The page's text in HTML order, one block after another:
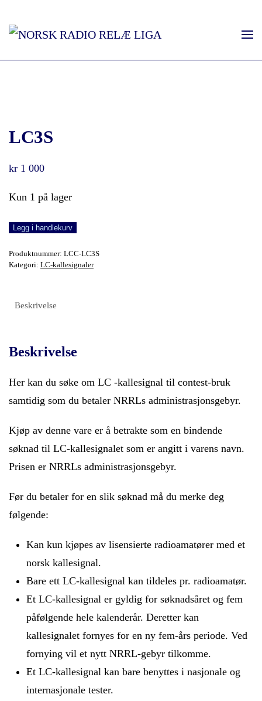
LC3S
kr 1 000
Kun 1 på lager
LC3S
Legg i handlekurv
Produktnummer: LCC-LC3S
Kategori: LC-kallesignaler
Beskrivelse
Beskrivelse
Her kan du søke om LC -kallesignal til contest-bruk
samtidig som du betaler NRRLs administrasjonsgebyr.
Kjøp av denne vare er å betrakte som en bindende
søknad til LC-kallesignalet som er angitt i varens navn.
Prisen er NRRLs administrasjonsgebyr.
Før du betaler for en slik søknad må du merke deg
følgende:
Kan kun kjøpes av lisensierte radioamatører med et
norsk kallesignal.
Bare ett LC-kallesignal kan tildeles pr. radioamatør.
Et LC-kallesignal er gyldig for søknadsåret og fem
påfølgende hele kalenderår. Deretter kan
kallesignalet fornyes for en ny fem-års periode. Ved
fornying vil et nytt NRRL-gebyr tilkomme.
Et LC-kallesignal kan bare benyttes i nasjonale og
internasjonale tester.